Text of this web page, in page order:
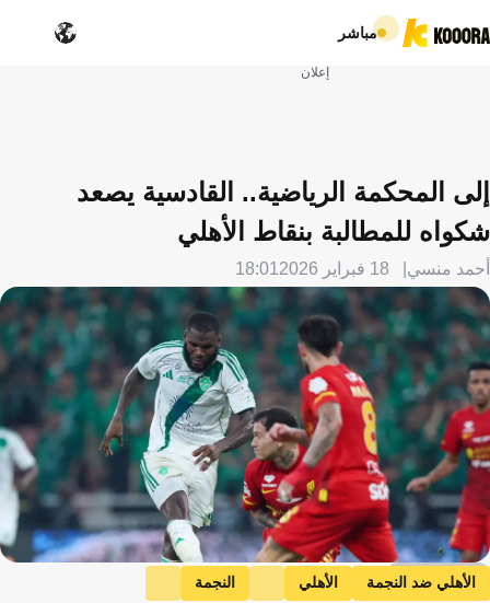
مباشر
إعلان
إلى المحكمة الرياضية.. القادسية يصعد
شكواه للمطالبة بنقاط الأهلي
أحمد منسي 18 فبراير 2026 18:01
Getty Images
الأهلي ضد النجمة الأهلي
النجمة